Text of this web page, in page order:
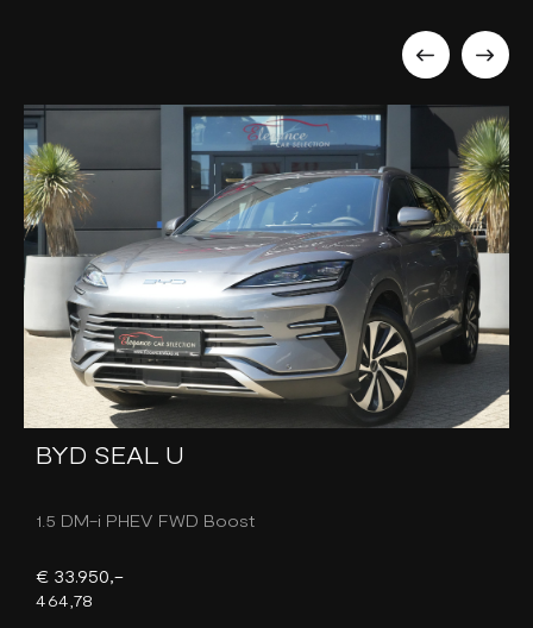
BYD SEAL U
1.5 DM-i PHEV FWD Boost
€ 33.950,-
464,78